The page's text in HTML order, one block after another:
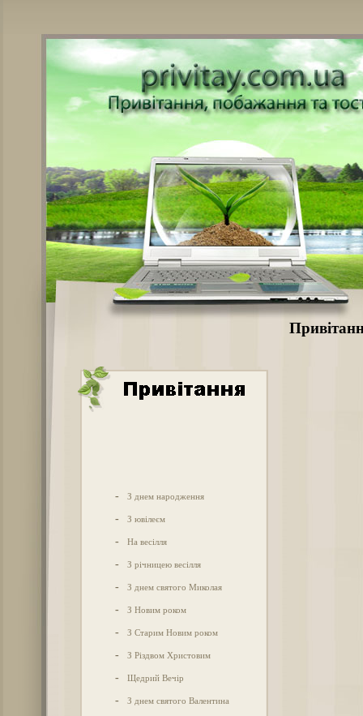
- З днем народження
- З ювілеєм
- На весілля
- З річницею весілля
- З днем святого Миколая
- З Новим роком
- З Старим Новим роком
- З Різдвом Христовим
- Щедрий Вечір
- З днем святого Валентина